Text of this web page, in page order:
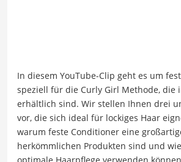
In diesem YouTube-Clip geht es um
speziell für die Curly Girl Methode, die
erhältlich sind. Wir stellen Ihnen drei
vor, die sich ideal für lockiges Haar
warum feste Conditioner eine
herkömmlichen Produkten sind und